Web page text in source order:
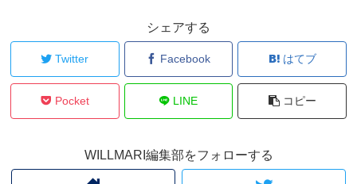
シェアする
Twitter Facebook はてブ
Pocket LINE コピー
WILLMARI編集部をフォローする